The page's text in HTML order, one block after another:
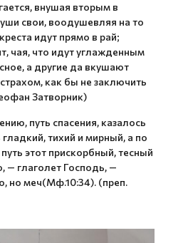
внушая вторым в
свои, воодушевляя на то
идут прямо в рай;
чая, что идут углажденным
а другие да вкушают
как бы не заключить
Затворник)
путь спасения, казалось
тихий и мирный, а по
этот прискорбный, тесный
— глаголет Господь, —
но меч(Мф.10:34). (преп.